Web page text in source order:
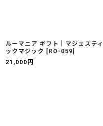
ルーマニア ギフト｜マジェスティ
ックマジック
[ RO-059]
21,000 円